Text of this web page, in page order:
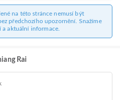
na této stránce nemusí být
předchozího upozornění. Snažíme
a aktuální informace.
Rai